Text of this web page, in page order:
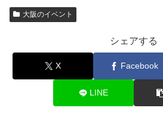
大阪のイベント
シェアする
X Facebook
LINE